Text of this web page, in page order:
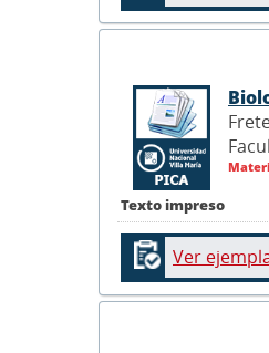
Texto impreso
Ver